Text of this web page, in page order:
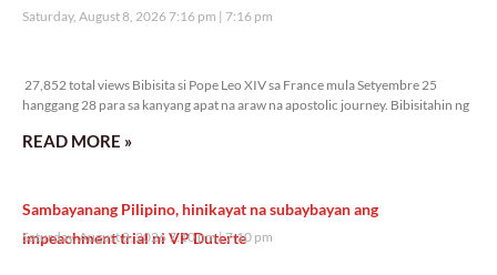
Saturday, August 8, 2026 7:16 pm 7:16 pm
27,852 total views Bibisita si Pope Leo XIV sa France mula Setyembre 25
hanggang 28 para sa kanyang apat na araw na apostolic journey. Bibisitahin ng
READ MORE »
Sambayanang Pilipino, hinikayat na subaybayan ang
impeachment trial ni VP Duterte
Saturday, August 8, 2026 7:10 pm 7:10 pm